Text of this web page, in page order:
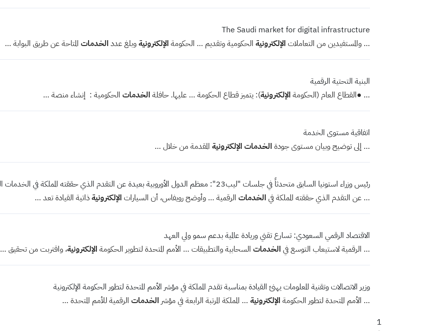
The Saudi market for digital infrastructure
… والمستفيدين من التعاملات الإلكترونية الحكومية وتقديم … الحكومة الإلكترونيةوبلغ عدد الخدمات المتاحة عن طريق البوابة …
البنية التحتية الرقمية
… ●القطاع العام (الحكومة الإلكترونية): يتميز قطاع الحكومة … عليها. حافلة الخدمات الحكومية : إنشاء منصة …
اتفاقية مستوى الخدمة
… إلى توضيح وبيان مستوى جودة الخدمات الإلكترونية المقدمة من خلال …
رئيس وزراء استونيا السابق متحدثاً في جلسات "ليب23": معظم الدول الأوروبية بعيدة عن التقدم الذي حققته المملكة في الخدمات الرقمية
… عن التقدم الذي حققته المملكة في الخدمات الرقمية … وأوضح رويفاس، أن السيارات الإلكترونيةذاتية القيادة تعد …
الاقتصاد الرقمي السعودي: تسارع تقني وريادة عالمية بدعم سمو ولي العهد
… الرقمية لاستيعاب التوسع في الخدمات السحابية والتطبيقات … الأمم المتحدة لتطوير الحكومة الإلكترونية، واقتربت من تحقيق …
وزير الاتصالات وتقنية المعلومات يهنئ القيادة بمناسبة تقدم المملكة في مؤشر الأمم المتحدة لتطور الحكومة الإلكترونية
… الأمم المتحدة لتطور الحكومة الإلكترونية … المملكة المرتبة الرابعة في مؤشر الخدمات الرقمية للأمم المتحدة …
Current
1